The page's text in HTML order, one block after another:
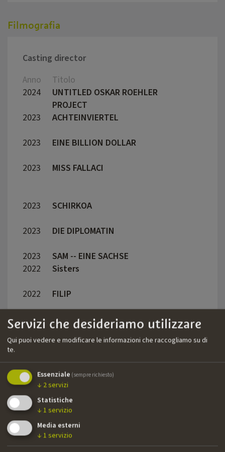
I suoi crediti nel casting italiano includono LE
Mangold della Twentieth Century Fox, A
anteprima a Cannes nel 2019 e BARBARIAN
(Gaumont / Netflix), diretto da Stefan
Ruzowitzky.
Filmografia
Casting director
Anno
Titolo
2024
UNTITLED OSKAR ROEHLER
PROJECT
2023
ACHTEINVIERTEL
2023
EINE BILLION DOLLAR
2023
MISS FALLACI
2023
SCHIRKOA
2023
DIE DIPLOMATIN
2023
SAM -- EINE SACHSE
2022
Sisters
2022
FILIP
2022
Hill of vision (aka. Resilient)
2021
DIARY OF SPICES
2020
CURON
2020
EIN HAUCH VON AMERIKA
2020
WAS WIR WOLLTEN
2019
FORD VS. FERRARI (Four Oscar
nominations)
2018
Servizi che desideriamo utilizzare
Qui puoi vedere e modificare le informazioni che raccogliamo su di
te.
Essenziale (sempre richiesto)
↓ 2 servizi
Statistiche
↓ 1 servizio
Media esterni
↓ 1 servizio